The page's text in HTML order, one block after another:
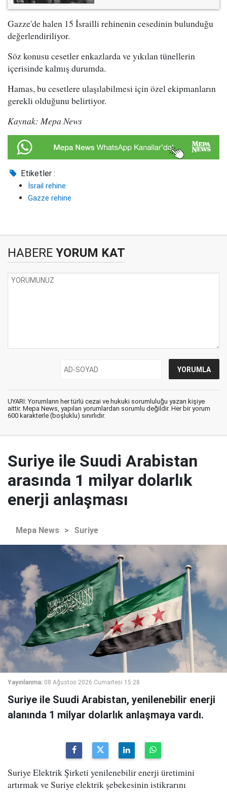
Gazze'de halen 15 İsrailli rehinenin cesedinin bulunduğu
değerlendiriliyor.
Söz konusu cesetler enkazlarda ve yıkılan tünellerin
içerisinde kalmış durumda.
Hamas, bu cesetlere ulaşılabilmesi için özel ekipmanların
gerekli olduğunu belirtiyor.
Kaynak: Mepa News
Etiketler :
İsrail rehine
Gazze rehine
HABERE YORUM KAT
UYARI: Yorumların her türlü cezai ve hukuki sorumluluğu yazan kişiye
aittir. Mepa News, yapılan yorumlardan sorumlu değildir. Her bir yorum
600 karakterle (boşluklu) sınırlıdır.
Suriye ile Suudi Arabistan
arasında 1 milyar dolarlık
enerji anlaşması
Mepa News > Suriye
Yayınlanma: 08 Ağustos 2026 Cumartesi 15:28
Suriye ile Suudi Arabistan, yenilenebilir enerji
alanında 1 milyar dolarlık anlaşmaya vardı.
Suriye Elektrik Şirketi yenilenebilir enerji üretimini
artırmak ve Suriye elektrik şebekesinin istikrarını